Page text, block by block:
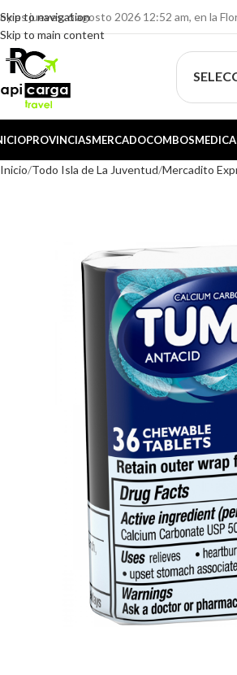
Skip to navigation
Skip to main content
es jueves, 6 agosto 2026 12:52 am, en la
PROVINCIASMERCADOCOMBOS
Inicio Todo Isla de La Juventud Mercadito